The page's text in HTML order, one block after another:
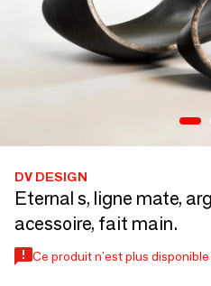
DV DESIGN
Eternal s, ligne mate,
acessoire, fait main.
Ce produit n'est plus